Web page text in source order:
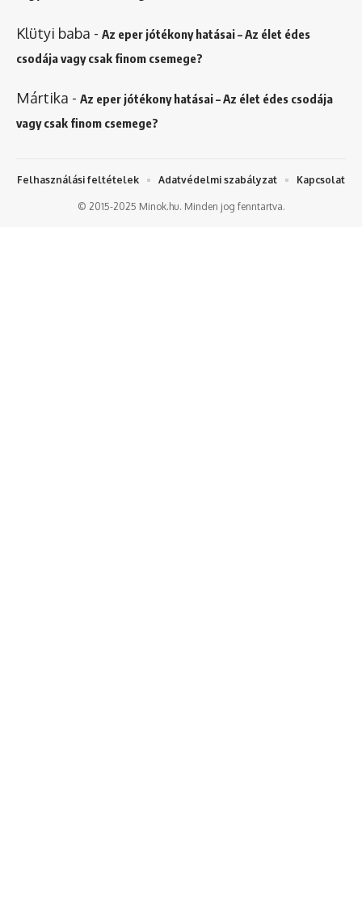
Klütyi baba - Az eper jótékony hatásai – Az élet édes
csodája vagy csak finom csemege?
Mártika - Az eper jótékony hatásai – Az élet édes csodája
vagy csak finom csemege?
© 2015-2025 Minok.hu. Minden jog fenntartva.
Felhasználási feltételek Adatvédelmi szabályzat Kapcsolat